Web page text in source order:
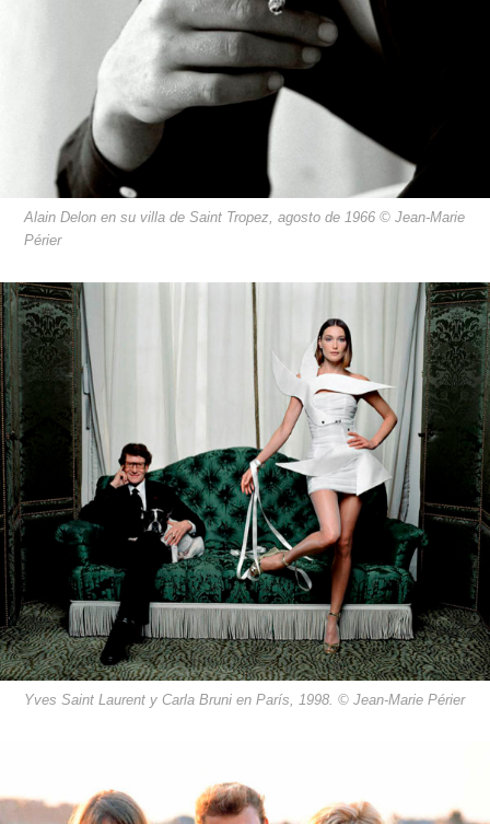
Alain Delon en su villa de Saint Tropez, agosto de 1966 © Jean-Marie
Périer
Yves Saint Laurent y Carla Bruni en París, 1998. © Jean-Marie Périer